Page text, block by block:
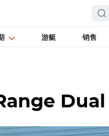
游艇 销售